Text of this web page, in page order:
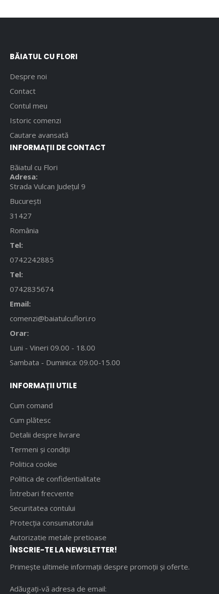
BĂIATUL CU FLORI
Despre noi
Contact
Contul meu
Istoric comenzi
Cautare avansată
INFORMAȚII DE CONTACT
Băiatul cu Flori
Adresa:
Strada Vulcan Județul 9
București
31427
România
Tel:
0742242885
Tel:
0742835674
Email:
comenzi@baiatulcuflori.ro
Orar:
Luni - Vineri 09.00 - 18.00
Sambata - Duminica: 09.00-15.00
INFORMAȚII UTILE
Cum comand
Cum plătesc
Detalii despre livrare
Termeni și condiții
Politica cookie
Politica de confidentialitate
Întrebari frecvente
Securitatea contului
Protecția consumatorului
Autorizatie metale pretioase
ÎNSCRIE-TE LA NEWSLETTER!
Primește ultimele informații despre promoții și oferte.
Adăugați-vă adresa de email: